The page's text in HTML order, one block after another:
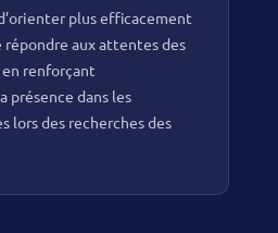
plus efficacement
aux attentes des
en renforçant
présence dans les
lors des recherches des